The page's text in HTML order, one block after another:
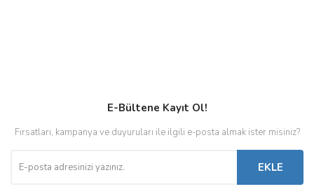
E-Bültene Kayıt Ol!
Fırsatları, kampanya ve duyuruları ile ilgili e-posta almak ister misiniz?
EKLE